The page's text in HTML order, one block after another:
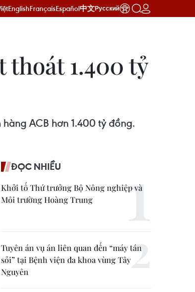
EnglishFrançaisEspañol中文Русский
thoát 1.400 tỷ
ACB hơn 1.400 tỷ đồng.
ĐỌC NHIỀU
Khởi tố Thứ trưởng Bộ Nông nghiệp và
Môi trường Hoàng Trung
Tuyên án vụ án liên quan đến “máy tán
sỏi” tại Bệnh viện đa khoa vùng Tây
Nguyên